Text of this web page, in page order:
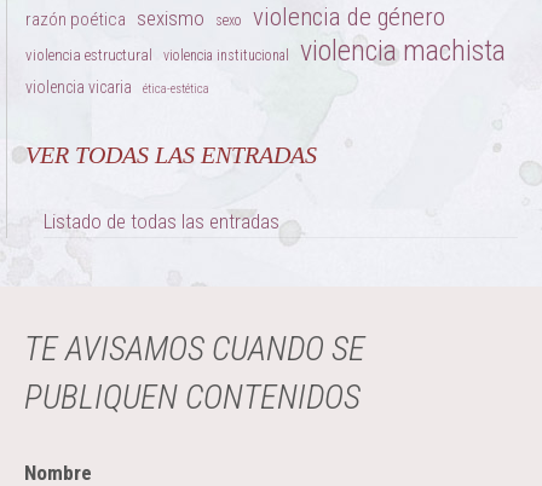
razón poética sexismo sexo violencia de género
violencia estructural violencia institucional violencia machista
violencia vicaria ética-estética
VER TODAS LAS ENTRADAS
Listado de todas las entradas
TE AVISAMOS CUANDO SE
PUBLIQUEN CONTENIDOS
Nombre